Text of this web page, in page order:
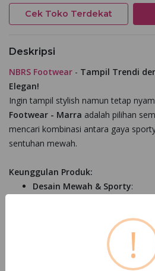
Cek Toko Terdekat
Deskripsi
NBRS Footwear - Tampil Trendi
Elegan!
Ingin tampil stylish namun tetap
Footwear - Marra adalah pilihan
mencari kombinasi antara gaya
sentuhan mewah.
Keunggulan Produk:
Desain Mewah & Sporty:
maupun acara santai.
Material Premium:
Faux Leather Premium :
!